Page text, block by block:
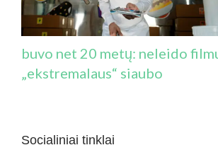
buvo net 20 metų: neleido
„ekstremalaus“ siaubo
Socialiniai tinklai